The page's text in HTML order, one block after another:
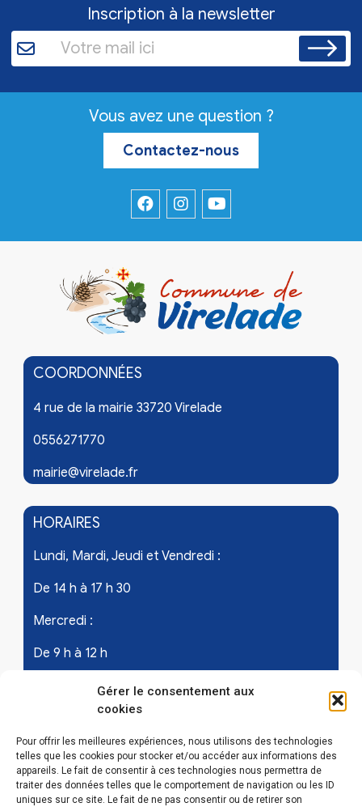
Gérer le consentement aux
cookies
Pour offrir les meilleures expériences, nous utilisons des technologies
telles que les cookies pour stocker et/ou accéder aux informations des
appareils. Le fait de consentir à ces technologies nous permettra de
traiter des données telles que le comportement de navigation ou les ID
uniques sur ce site. Le fait de ne pas consentir ou de retirer son
Inscription à la newsletter
Vous avez une question ?
Contactez-nous
COORDONNÉES
4 rue de la mairie 33720 Virelade
0556271770
mairie@virelade.fr
HORAIRES
Lundi, Mardi, Jeudi et Vendredi :
De 14 h à 17 h 30
Mercredi :
De 9 h à 12 h
Samedi - les 1er et 3ème de chaque mois :
De 9 h à 12 h
LIENS UTILES